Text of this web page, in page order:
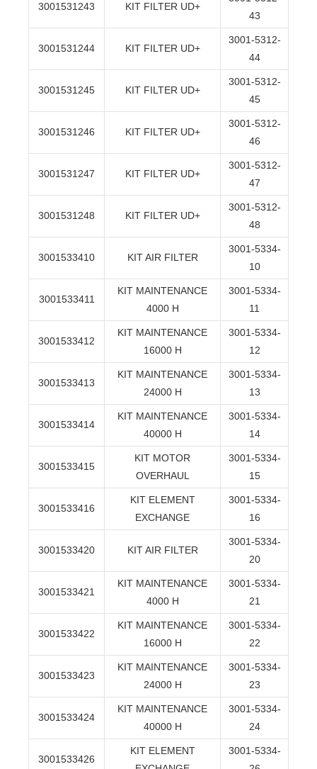
3001531243 KIT FILTER UD+
43
3001531244 KIT FILTER UD+
3001-5312-
44
3001531245 KIT FILTER UD+
3001-5312-
45
3001531246 KIT FILTER UD+
3001-5312-
46
3001531247 KIT FILTER UD+
3001-5312-
47
3001531248 KIT FILTER UD+
3001-5312-
48
3001533410 KIT AIR FILTER
3001-5334-
10
3001533411
KIT MAINTENANCE
4000 H
3001-5334-
11
3001533412
KIT MAINTENANCE
16000 H
3001-5334-
12
3001533413
KIT MAINTENANCE
24000 H
3001-5334-
13
3001533414
KIT MAINTENANCE
40000 H
3001-5334-
14
3001533415
KIT MOTOR
OVERHAUL
3001-5334-
15
3001533416
KIT ELEMENT
EXCHANGE
3001-5334-
16
3001533420 KIT AIR FILTER
3001-5334-
20
3001533421
KIT MAINTENANCE
4000 H
3001-5334-
21
3001533422
KIT MAINTENANCE
16000 H
3001-5334-
22
3001533423
KIT MAINTENANCE
24000 H
3001-5334-
23
3001533424
KIT MAINTENANCE
40000 H
3001-5334-
24
3001533426
KIT ELEMENT
3001-5334-